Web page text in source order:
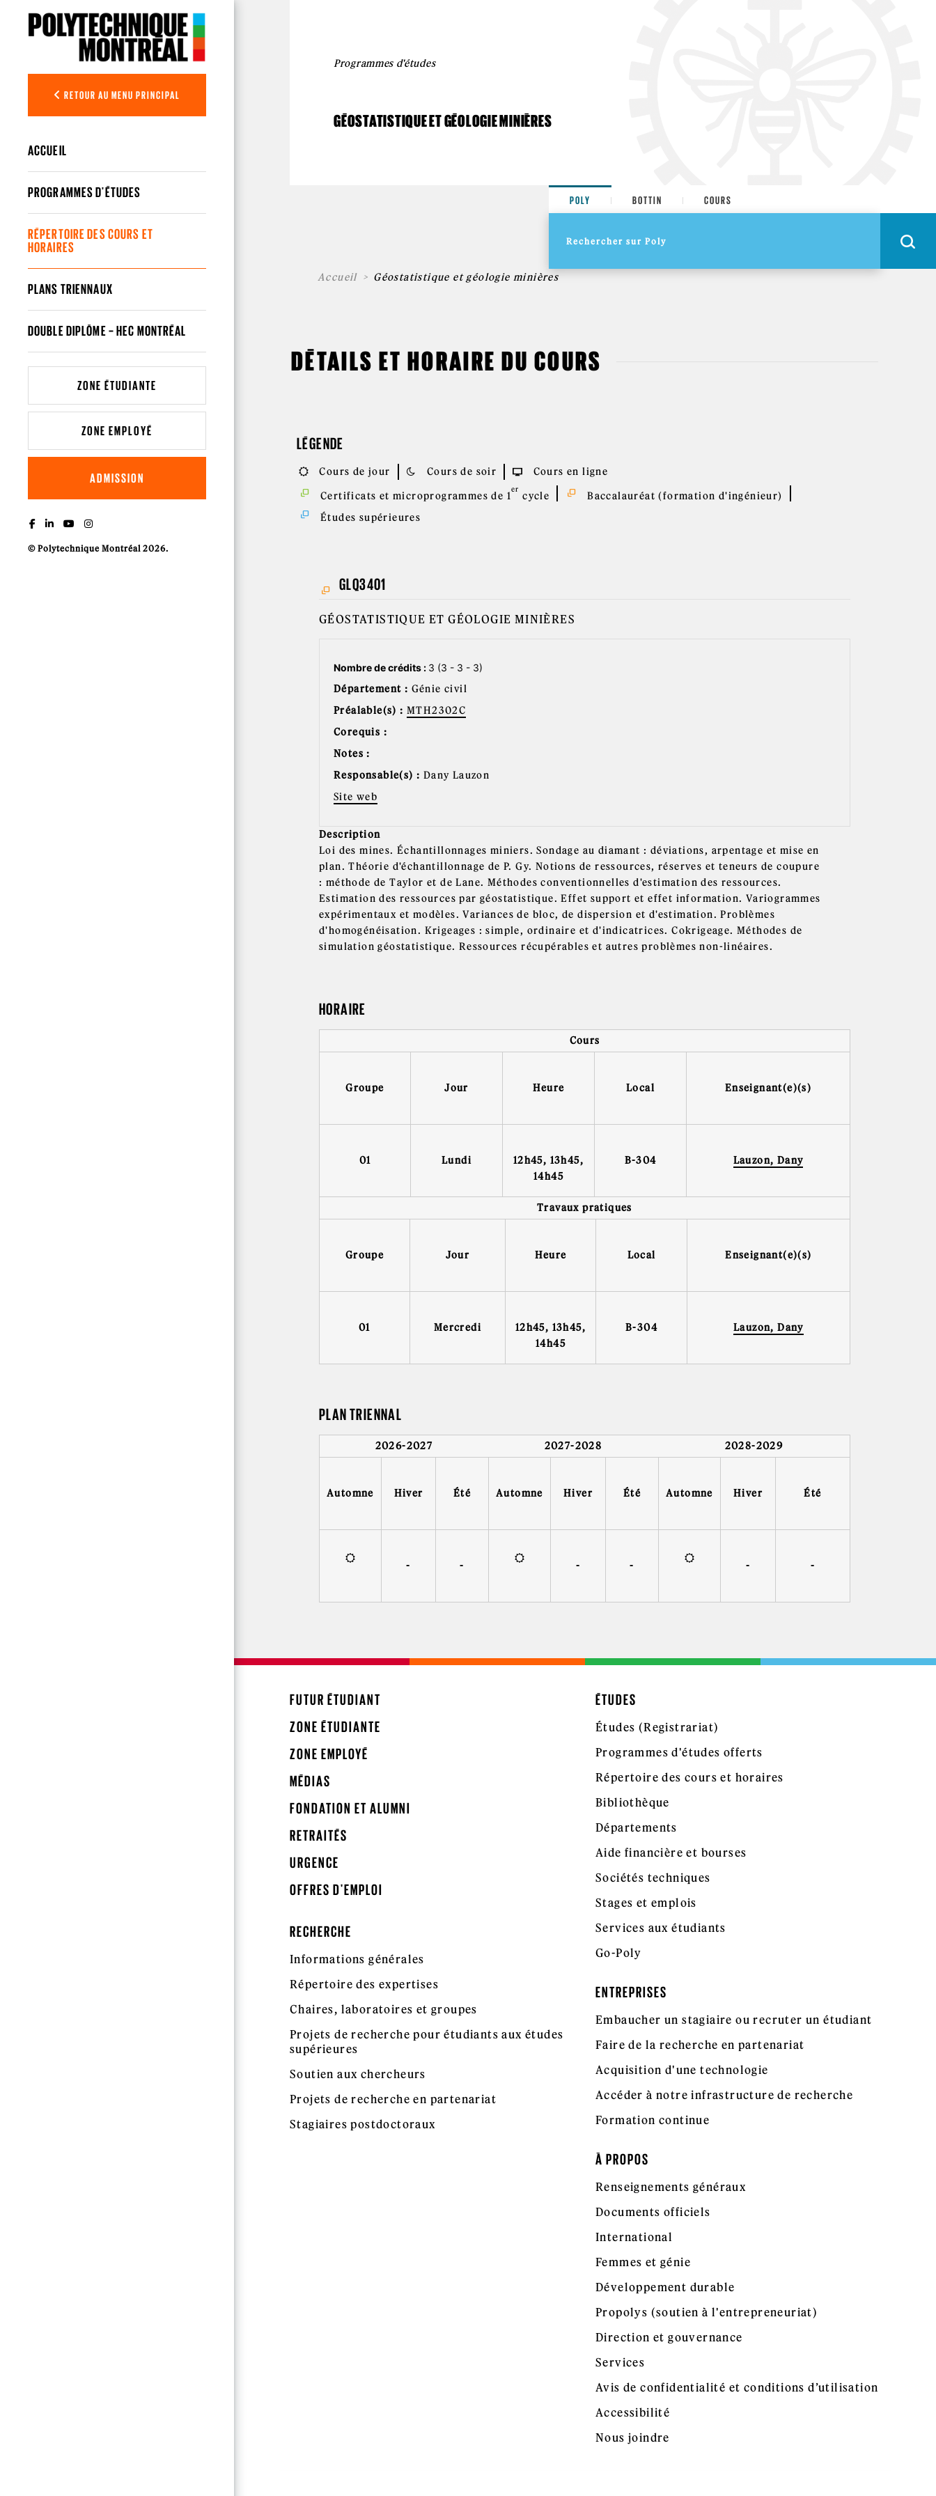
RETOUR AU MENU PRINCIPAL
ACCUEIL
PROGRAMMES D'ÉTUDES
RÉPERTOIRE DES COURS ET
HORAIRES
PLANS TRIENNAUX
DOUBLE DIPLÔME – HEC MONTRÉAL
ZONE ÉTUDIANTE
ZONE EMPLOYÉ
ADMISSION
© Polytechnique Montréal 2026.
Programmes d'études
GÉOSTATISTIQUE ET GÉOLOGIE MINIÈRES
POLY BOTTIN COURS
Accueil Géostatistique et géologie minières
DÉTAILS ET HORAIRE DU COURS
LÉGENDE
Cours de jour Cours de soir
Cours en ligne
Certificats et microprogrammes de 1
er
cycle
Baccalauréat (formation d'ingénieur)
Études supérieures
GLQ3401
GÉOSTATISTIQUE ET GÉOLOGIE MINIÈRES
Nombre de crédits : 3 (3 - 3 - 3)
Département : Génie civil
Préalable(s) : MTH2302C
Corequis :
Notes :
Responsable(s) : Dany Lauzon
Site web
Description
Loi des mines. Échantillonnages miniers. Sondage au diamant : déviations, arpentage et mise en
plan. Théorie d'échantillonnage de P. Gy. Notions de ressources, réserves et teneurs de coupure
: méthode de Taylor et de Lane. Méthodes conventionnelles d'estimation des ressources.
Estimation des ressources par géostatistique. Effet support et effet information. Variogrammes
expérimentaux et modèles. Variances de bloc, de dispersion et d'estimation. Problèmes
d'homogénéisation. Krigeages : simple, ordinaire et d'indicatrices. Cokrigeage. Méthodes de
simulation géostatistique. Ressources récupérables et autres problèmes non-linéaires.
HORAIRE
Cours
Groupe Jour Heure Local Enseignant(e)(s)
01 Lundi
12h45, 13h45,
14h45
B-304 Lauzon, Dany
Travaux pratiques
Groupe Jour Heure Local Enseignant(e)(s)
01 Mercredi
12h45, 13h45,
14h45
B-304 Lauzon, Dany
PLAN TRIENNAL
2026-2027 2027-2028 2028-2029
Automne Hiver Été Automne Hiver Été Automne Hiver Été
- - - - - -
FUTUR ÉTUDIANT
ZONE ÉTUDIANTE
ZONE EMPLOYÉ
MÉDIAS
FONDATION ET ALUMNI
RETRAITÉS
URGENCE
OFFRES D'EMPLOI
ÉTUDES
Études (Registrariat)
Programmes d'études offerts
Répertoire des cours et horaires
Bibliothèque
Départements
Aide financière et bourses
Sociétés techniques
Stages et emplois
Services aux étudiants
Go-Poly
RECHERCHE
Informations générales
Répertoire des expertises
Chaires, laboratoires et groupes
Projets de recherche pour étudiants aux études
supérieures
Soutien aux chercheurs
Projets de recherche en partenariat
Stagiaires postdoctoraux
ENTREPRISES
Embaucher un stagiaire ou recruter un étudiant
Faire de la recherche en partenariat
Acquisition d'une technologie
Accéder à notre infrastructure de recherche
Formation continue
À PROPOS
Renseignements généraux
Documents officiels
International
Femmes et génie
Développement durable
Propolys (soutien à l'entrepreneuriat)
Direction et gouvernance
Services
Avis de confidentialité et conditions d’utilisation
Accessibilité
Nous joindre